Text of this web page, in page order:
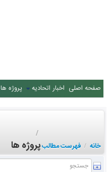
صفحه اصلی اخبار اتحادیه پروژه ها
خانه / فهرست مطالب
/
پروژه ها